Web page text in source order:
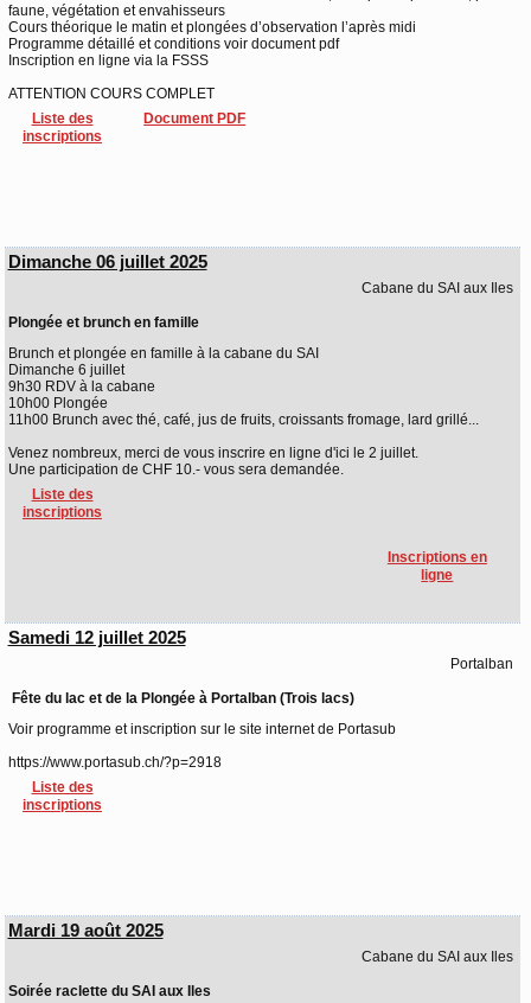
faune, végétation et envahisseurs
Cours théorique le matin et plongées d’observation l’après midi
Programme détaillé et conditions voir document pdf
Inscription en ligne via la FSSS
ATTENTION COURS COMPLET
Liste des
inscriptions
Document PDF
Dimanche 06 juillet 2025
Cabane du SAI aux Iles
Plongée et brunch en famille
Brunch et plongée en famille à la cabane du SAI
Dimanche 6 juillet
9h30 RDV à la cabane
10h00 Plongée
11h00 Brunch avec thé, café, jus de fruits, croissants fromage, lard grillé...
Venez nombreux, merci de vous inscrire en ligne d'ici le 2 juillet.
Une participation de CHF 10.- vous sera demandée.
Liste des
inscriptions
Inscriptions en
ligne
Samedi 12 juillet 2025
Portalban
Fête du lac et de la Plongée à Portalban (Trois lacs)
Voir programme et inscription sur le site internet de Portasub
https://www.portasub.ch/?p=2918
Liste des
inscriptions
Mardi 19 août 2025
Cabane du SAI aux Iles
Soirée raclette du SAI aux Iles